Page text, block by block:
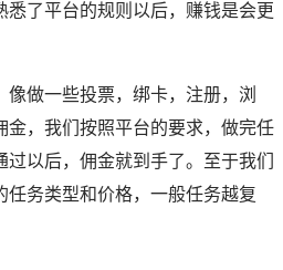
悉了平台的规则以后，赚钱是会更
做一些投票，绑卡，注册，浏
金，我们按照平台的要求，做完任
以后，佣金就到手了。至于我们
任务类型和价格，一般任务越复